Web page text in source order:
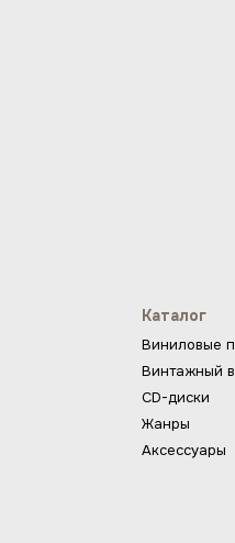
Каталог
Виниловые
Винтажный
CD-диски
Жанры
Аксессуары